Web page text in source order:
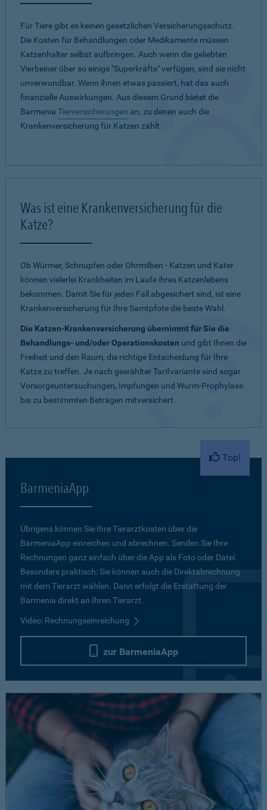
Für Tiere gibt es keinen gesetzlichen Versicherungsschutz.
Die Kosten für Behandlungen oder Medikamente müssen
Katzenhalter selbst aufbringen. Auch wenn die geliebten
Vierbeiner über so einige "Superkräfte" verfügen, sind sie nicht
unverwundbar. Wenn ihnen etwas passiert, hat das auch
finanzielle Auswirkungen. Aus diesem Grund bietet die
Barmenia Tierversicherungen an, zu denen auch die
Krankenversicherung für Katzen zählt.
Was ist eine Krankenversicherung für die
Katze?
Ob Würmer, Schnupfen oder Ohrmilben - Katzen und Kater
können vielerlei Krankheiten im Laufe ihres Katzenlebens
bekommen. Damit Sie für jeden Fall abgesichert sind, ist eine
Krankenversicherung für Ihre Samtpfote die beste Wahl.
Die Katzen-Krankenversicherung übernimmt für Sie die
Behandlungs- und/oder Operationskosten und gibt Ihnen die
Freiheit und den Raum, die richtige Entscheidung für Ihre
Katze zu treffen. Je nach gewählter Tarifvariante sind sogar
Vorsorgeuntersuchungen, Impfungen und Wurm-Prophylaxe
bis zu bestimmten Beträgen mitversichert.
Top!
BarmeniaApp
Übrigens können Sie Ihre Tierarztkosten über die
BarmeniaApp einreichen und abrechnen. Senden Sie Ihre
Rechnungen ganz einfach über die App als Foto oder Datei.
Besonders praktisch: Sie können auch die Direktabrechnung
mit dem Tierarzt wählen. Dann erfolgt die Erstattung der
Barmenia direkt an Ihren Tierarzt.
Video: Rechnungseinreichung
zur BarmeniaApp